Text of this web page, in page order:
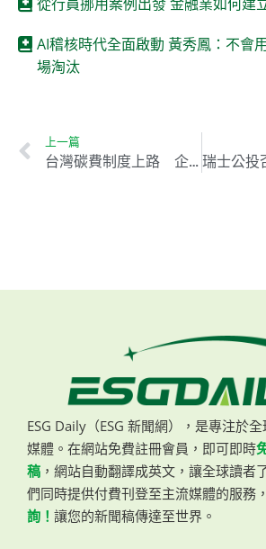
AI稽核時代全面啟動 黃秀鳳：不會
場淘汰
上一篇
台灣碳費制度上路 企業須申請自主減量優惠
ESG Daily（ESG 新聞網），是專注於
媒體。在網站免費註冊會員，即可即時
稿 ，網站自動翻譯成英文，讓全球讀者
們同時提供付費刊登至主流媒體的服務
詢！ 讓您的新聞稿傳達至世界。